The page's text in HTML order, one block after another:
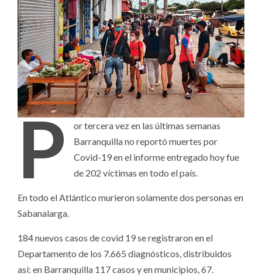
P
or tercera vez en las últimas semanas
Barranquilla no reportó muertes por
Covid-19 en el informe entregado hoy fue
de 202 víctimas en todo el país.
En todo el Atlántico murieron solamente dos personas en
Sabanalarga.
184 nuevos casos de covid 19 se registraron en el
Departamento de los 7.665 diagnósticos, distribuidos
así: en Barranquilla 117 casos y en municipios, 67.